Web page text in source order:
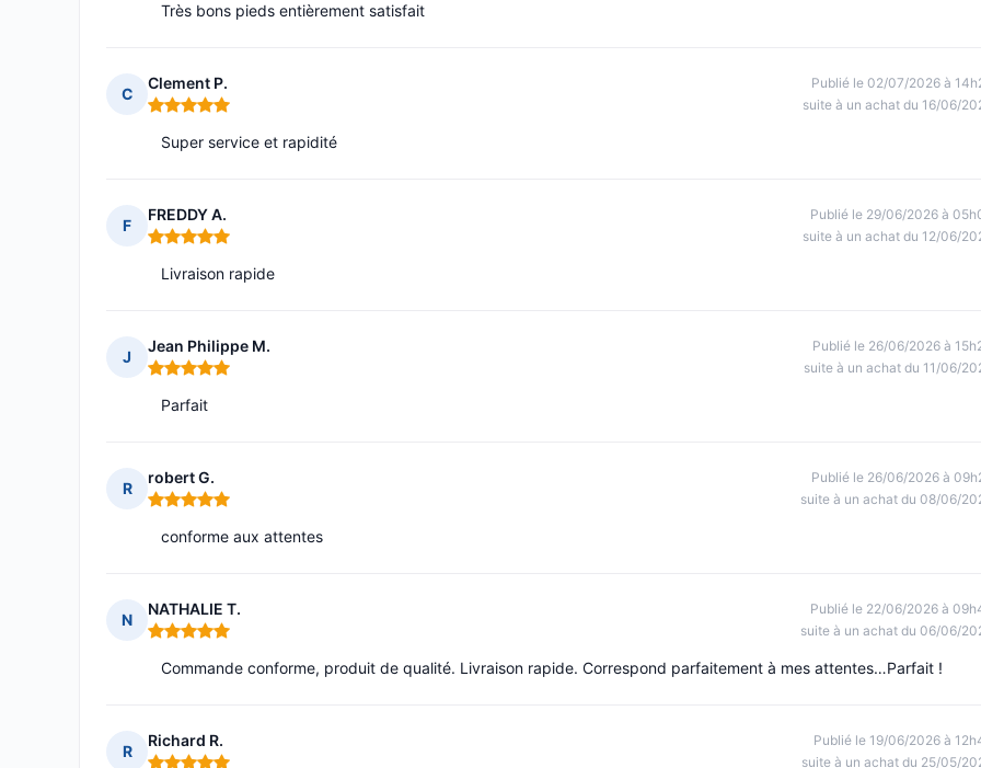
Très bons pieds entièrement satisfait
C
Clement P.
Note : 5 sur 5
Publié le 02/07/2026 à
suite à un achat du 16/06/
Super service et rapidité
F
FREDDY A.
Note : 5 sur 5
Publié le 29/06/2026 à
suite à un achat du 12/06/
Livraison rapide
J
Jean Philippe M.
Note : 5 sur 5
Publié le 26/06/2026 à
suite à un achat du 11/06/
Parfait
R
robert G.
Note : 5 sur 5
Publié le 26/06/2026 à
suite à un achat du 08/06/
conforme aux attentes
N
NATHALIE T.
Note : 5 sur 5
Publié le 22/06/2026 à
suite à un achat du 06/06/
Commande conforme, produit de qualité. Livraison rapide. Correspond parfaitement à mes attentes…Parfait !
R
Richard R.
Publié le 19/06/2026 à
suite à un achat du 25/05/